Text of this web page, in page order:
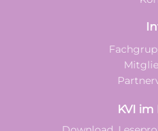
KVI im